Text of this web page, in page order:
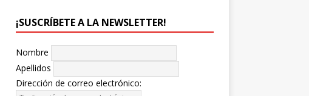
¡SUSCRÍBETE A LA NEWSLETTER!
Nombre
Apellidos
Dirección de correo electrónico: